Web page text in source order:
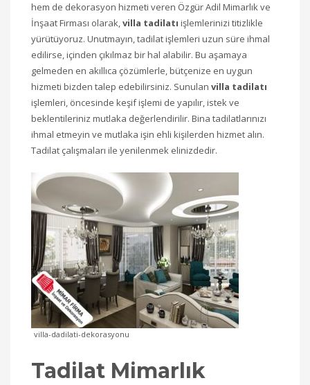
hem de dekorasyon hizmeti veren Özgür Adil Mimarlık ve
İnşaat Firması olarak,villa tadilatı işlemlerinizi titizlikle
yürütüyoruz. Unutmayın, tadilat işlemleri uzun süre ihmal
edilirse, içinden çıkılmaz bir hal alabilir. Bu aşamaya
gelmeden en akıllıca çözümlerle, bütçenize en uygun
hizmeti bizden talep edebilirsiniz. Sunulan villa tadilatı
işlemleri, öncesinde keşif işlemi de yapılır, istek ve
beklentileriniz mutlaka değerlendirilir. Bina tadilatlarınızı
ihmal etmeyin ve mutlaka işin ehli kişilerden hizmet alın.
Tadilat çalışmaları ile yenilenmek elinizdedir.
villa-dadilati-dekorasyonu
Tadilat Mimarlık